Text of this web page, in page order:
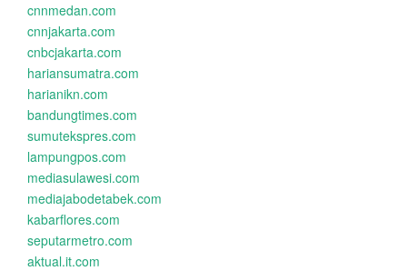
cnnmedan.com
cnnjakarta.com
cnbcjakarta.com
hariansumatra.com
harianikn.com
bandungtimes.com
sumutekspres.com
lampungpos.com
mediasulawesi.com
mediajabodetabek.com
kabarflores.com
seputarmetro.com
aktual.it.com